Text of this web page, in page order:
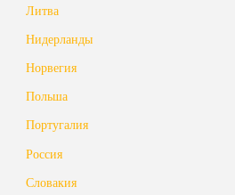
Литва
Нидерланды
Норвегия
Польша
Португалия
Россия
Словакия